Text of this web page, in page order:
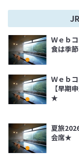
Ｗｅｂ
食は季
Ｗｅｂ
【早期
★
夏旅
会席★